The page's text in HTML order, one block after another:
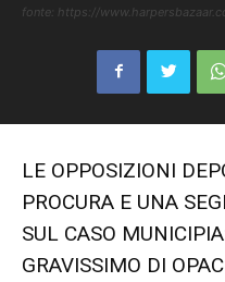
fonte: https://
LE OPPOSIZIONI
PROCURA E UNA
SUL CASO
GRAVISSIMO DI